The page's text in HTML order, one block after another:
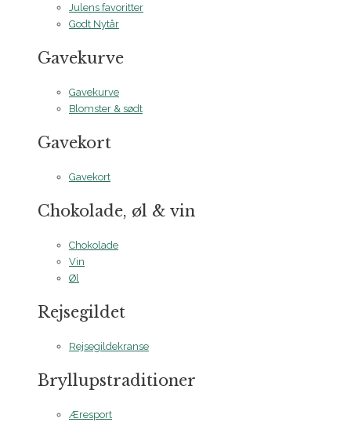
Julens favoritter
Godt Nytår
Gavekurve
Gavekurve
Blomster & sødt
Gavekort
Gavekort
Chokolade, øl & vin
Chokolade
Vin
Øl
Rejsegildet
Rejsegildekranse
Bryllupstraditioner
Æresport